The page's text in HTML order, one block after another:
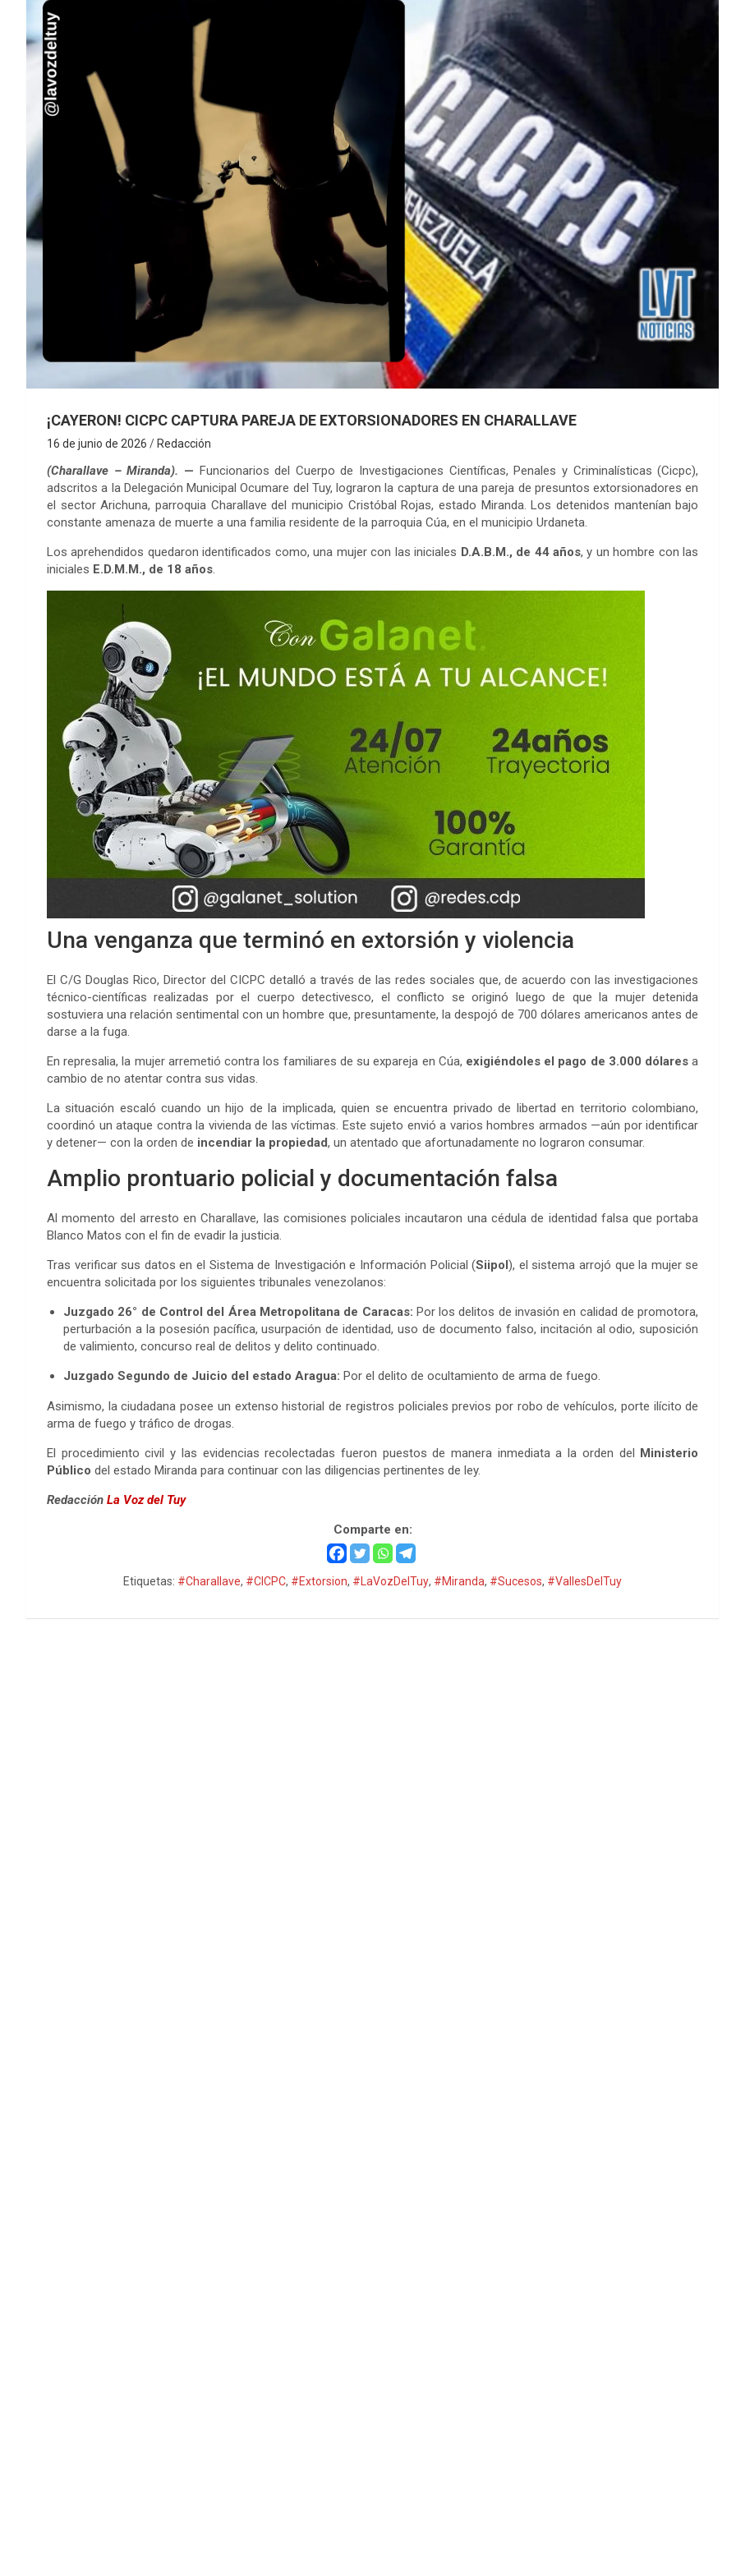
¡CAYERON! CICPC CAPTURA PAREJA DE EXTORSIONADORES EN CHARALLAVE
16 de junio de 2026 Redacción
(Charallave – Miranda). — Funcionarios del Cuerpo de Investigaciones Científicas, Penales y Criminalísticas (Cicpc),
adscritos a la Delegación Municipal Ocumare del Tuy, lograron la captura de una pareja de presuntos extorsionadores en
el sector Arichuna, parroquia Charallave del municipio Cristóbal Rojas, estado Miranda. Los detenidos mantenían bajo
constante amenaza de muerte a una familia residente de la parroquia Cúa, en el municipio Urdaneta.
Los aprehendidos quedaron identificados como, una mujer con las iniciales D.A.B.M., de 44 años, y un hombre con las
iniciales E.D.M.M., de 18 años.
Una venganza que terminó en extorsión y violencia
El C/G Douglas Rico, Director del CICPC detalló a través de las redes sociales que, de acuerdo con las investigaciones
técnico-científicas realizadas por el cuerpo detectivesco, el conflicto se originó luego de que la mujer detenida
sostuviera una relación sentimental con un hombre que, presuntamente, la despojó de 700 dólares americanos antes de
darse a la fuga.
En represalia, la mujer arremetió contra los familiares de su expareja en Cúa, exigiéndoles el pago de 3.000 dólares a
cambio de no atentar contra sus vidas.
La situación escaló cuando un hijo de la implicada, quien se encuentra privado de libertad en territorio colombiano,
coordinó un ataque contra la vivienda de las víctimas. Este sujeto envió a varios hombres armados —aún por identificar
y detener— con la orden de incendiar la propiedad, un atentado que afortunadamente no lograron consumar.
Amplio prontuario policial y documentación falsa
Al momento del arresto en Charallave, las comisiones policiales incautaron una cédula de identidad falsa que portaba
Blanco Matos con el fin de evadir la justicia.
Tras verificar sus datos en el Sistema de Investigación e Información Policial (Siipol), el sistema arrojó que la mujer se
encuentra solicitada por los siguientes tribunales venezolanos:
Juzgado 26° de Control del Área Metropolitana de Caracas: Por los delitos de invasión en calidad de promotora,
perturbación a la posesión pacífica, usurpación de identidad, uso de documento falso, incitación al odio, suposición
de valimiento, concurso real de delitos y delito continuado.
Juzgado Segundo de Juicio del estado Aragua: Por el delito de ocultamiento de arma de fuego.
Asimismo, la ciudadana posee un extenso historial de registros policiales previos por robo de vehículos, porte ilícito de
arma de fuego y tráfico de drogas.
El procedimiento civil y las evidencias recolectadas fueron puestos de manera inmediata a la orden del Ministerio
Público del estado Miranda para continuar con las diligencias pertinentes de ley.
Redacción La Voz del Tuy
Comparte en:
Etiquetas: #Charallave, #CICPC, #Extorsion, #LaVozDelTuy, #Miranda, #Sucesos, #VallesDelTuy